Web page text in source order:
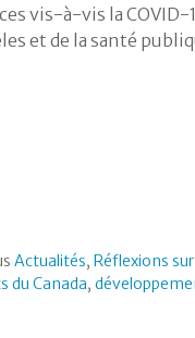
vis-à-vis la
et de la santé
Actualités,Réflexions
du Canada,